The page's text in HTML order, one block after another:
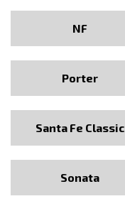
NF
Porter
Santa Fe Classic
Sonata